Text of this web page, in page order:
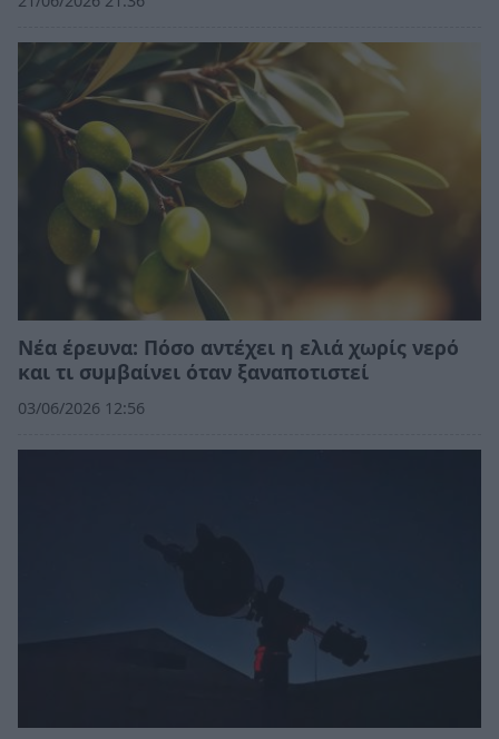
Νέα έρευνα: Πόσο αντέχει η ελιά χωρίς νερό
και τι συμβαίνει όταν ξαναποτιστεί
03/06/2026 12:56